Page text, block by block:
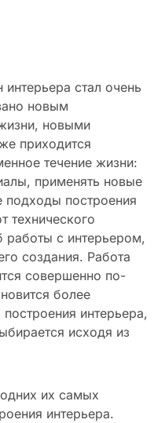
стал очень
новым
новыми
приходится
течение жизни:
применять новые
подходы построения
технического
работы с интерьером,
создания. Работа
совершенно по-
более
интерьера,
исходя из
их самых
интерьера.